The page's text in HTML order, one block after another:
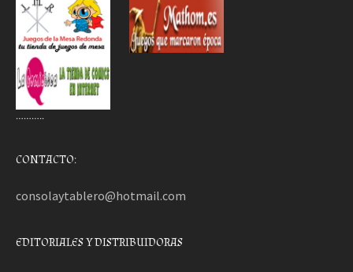
………..
CONTACTO:
consolaytablero@hotmail.com
EDITORIALES Y DISTRIBUIDORAS